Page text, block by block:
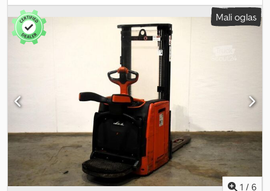
tip droga:triplex, kapaciteta baterije:375 Ah, napetost baterije:24
V, širina nosilnega okvirja vilic: , dolžina vilic:1.150 mm,
lastna masa:
, skupna višina:1.920 mm
2.132 mm
800 mm, gorivo: elektrika
baterijo - Vozniški vtikač REMA 160A - Stranska menjava baterije z
valji - Začetni dvig - Vilice dimenzije 560 - 1150 mm - Nosilec vilic
primeren za mrežaste zaboje - Plazilna vožnja - Mehki spust -
Zaščita droga: polikarbonat - Kontrola dostopa: LFM-RFID -
Zložljiva platforma - Prenos podatkov na spletu Dkjdpfx Amszhx R
Mali oglas
1 / 6